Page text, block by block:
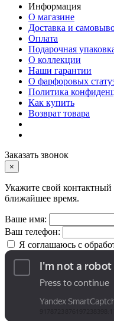
Информация
О магазине
Доставка и
Оплата
Подарочная
О коллекции
Наши гарантии
О фарфоровых
Политика
Как купить
Возврат товара
Заказать звонок
×
Укажите свой
ближайшее время.
Ваше имя:
Ваш телефон:
Я соглашаюсь с